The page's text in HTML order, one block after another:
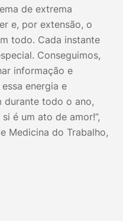
de extrema
e, por extensão, o
todo. Cada instante
Conseguimos,
informação e
energia e
durante todo o ano,
é um ato de amor!”,
Medicina do Trabalho,